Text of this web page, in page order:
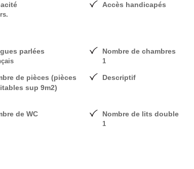
Accès handicapés
parlées Nombre de chambres
1
de pièces (pièces
sup 9m2)
Descriptif
de WC Nombre de lits double
1